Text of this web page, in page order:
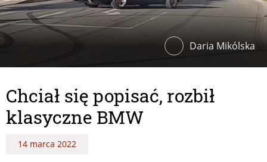
Daria Mikólska
Chciał się popisać, rozbił
klasyczne BMW
14 marca 2022